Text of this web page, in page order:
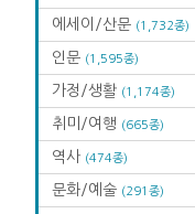
에세이/산문 (1,732종)
인문 (1,595종)
가정/생활 (1,174종)
취미/여행 (665종)
역사 (474종)
문화/예술 (291종)